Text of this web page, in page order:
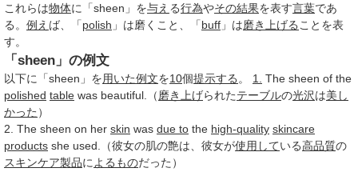
これらは物体に「sheen」を与え る行為やその結果を表す言葉であ
る。 例え ば、「polish 」は磨くこと、「buff 」は磨き上げる ことを表
す。
「sheen」の例文
以下に「sheen」を用いた例文を10個提示する 。 1.
The sheen of the
polished table was beautiful.（磨き上げられたテーブルの光沢は美し
かった ）
2. The sheen on her skin was due to the high-quality skincare
products she used.（彼女の肌の艶は、彼女が使用している高品質の
スキンケア製品に よるものだった）